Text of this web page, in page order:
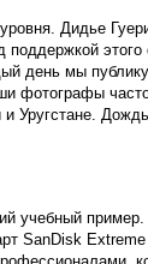
Дидье
день мы
фотографы
учебный
SanDisk